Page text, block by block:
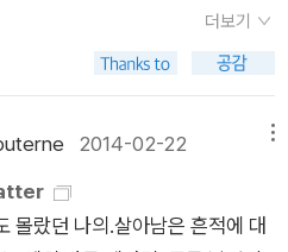
연하다. 이상하게 이원의 『최소
같다. 이원의 산문은 마음을 진정
다고 할까. 어쩌면 밤에 읽어서
는 말이다. 한귀은의 에세이도 그
의 문장을 나는 기대하고 흠모
고 여기까지 읽고도 누가 더 밉상
다 이 여름에 얼음이
땀을 삼켰을지얼음에 혀를 대보
실 출 때에그 앞에서 음악이 되어
술허리에는 두 팔머리카락에는
(｀눈물이라는 뼈
의 슬픔을 조금이라도 달래기
을 노래하는지도 모른다.- 치유
인생의 책은 다섯 권인데, 역시나
도 없다. 아아아아!!! 부끄럽다.
어의 귀향>이라는 영화도 있
에서 제일 큰 코는? 답: 멕시
집으로 이해해 주세요--;;;) 역시
중세이야기라는 부제가 붙은 <로
더보기
2014-02-22
몰랐던 나의.살아남은 흔적에 대